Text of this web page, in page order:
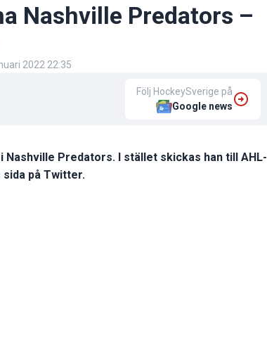
Nashville Predators –
2022 22:35
Följ HockeySverige på
Google news
Predators. I stället skickas han till AHL-
sida på Twitter.